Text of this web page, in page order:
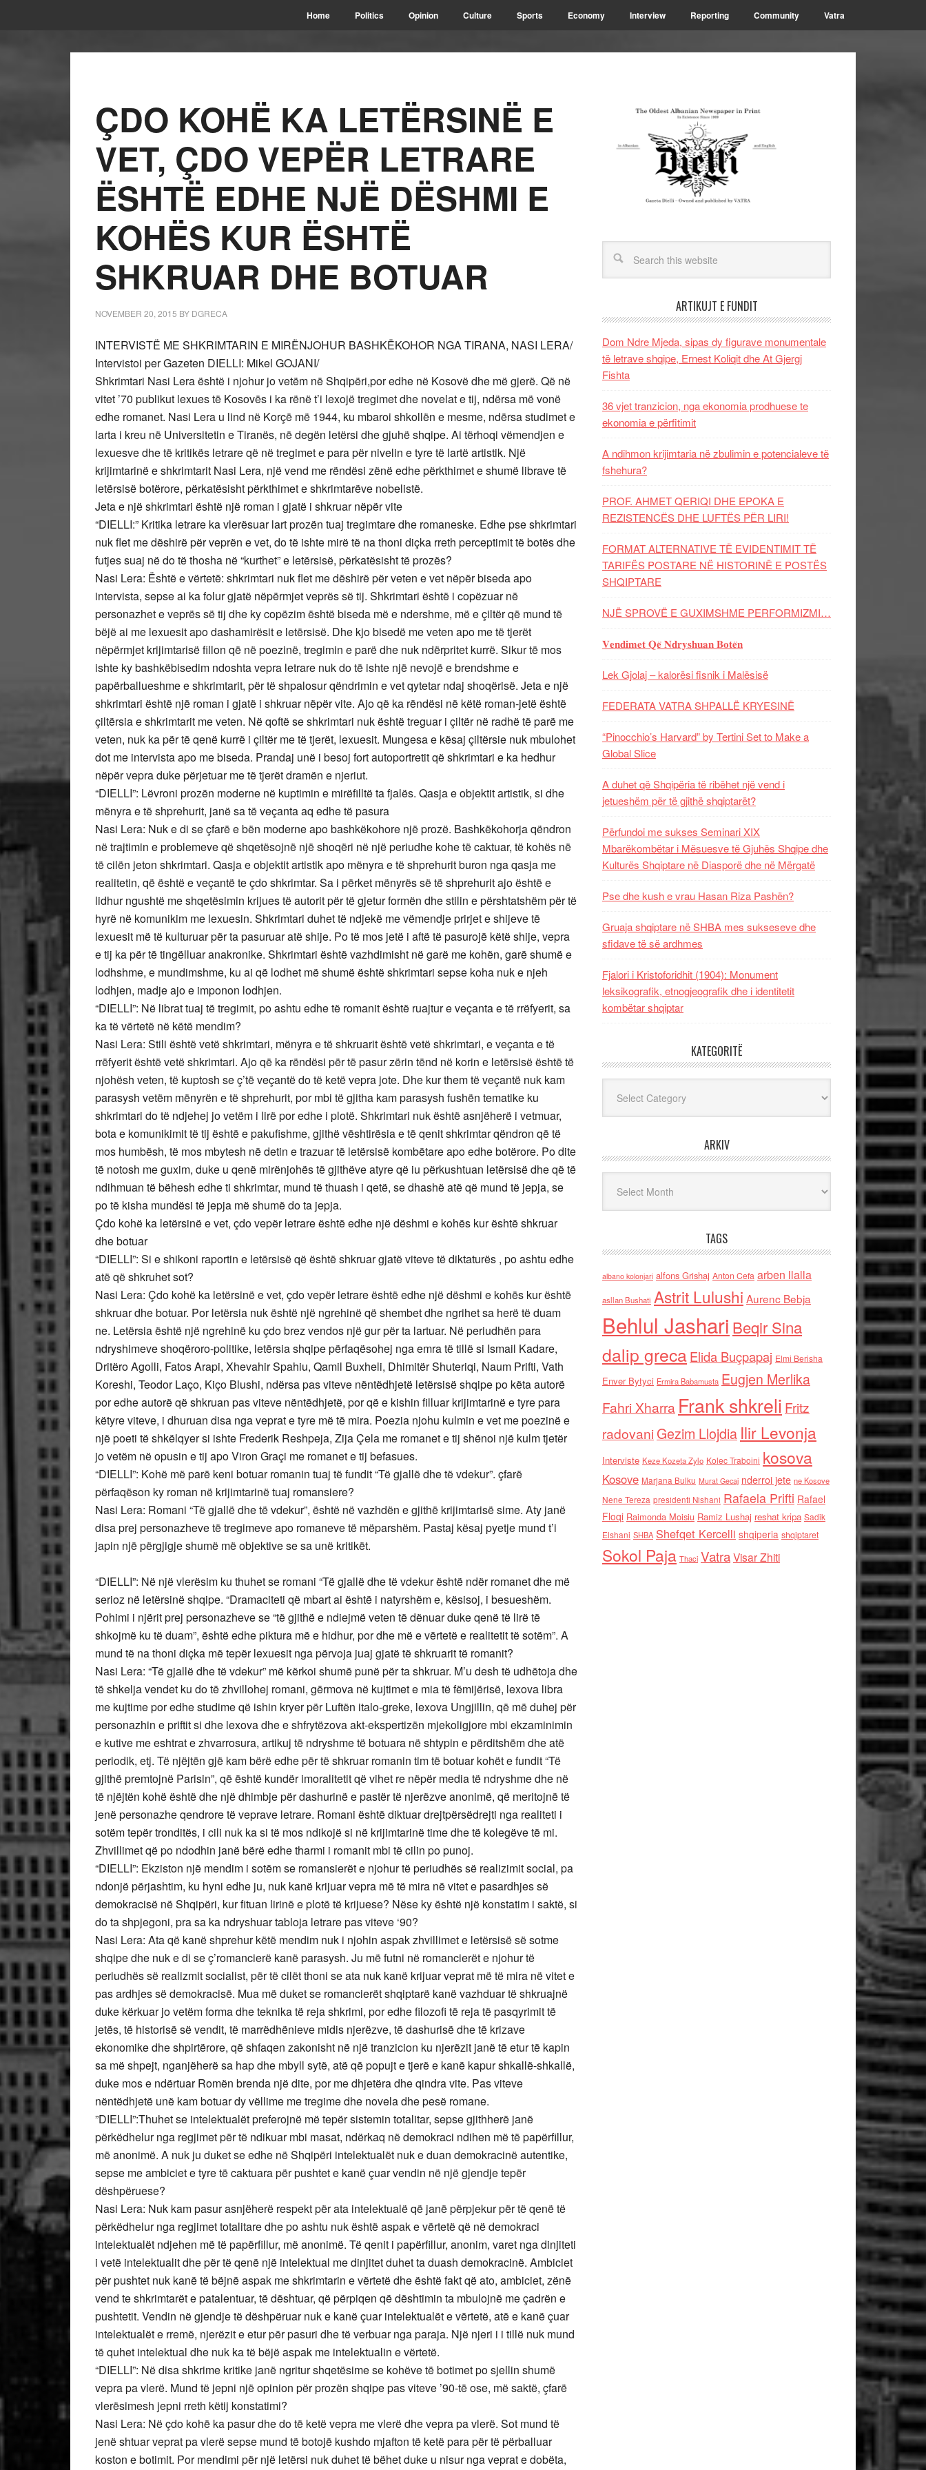
Home Politics Opinion Culture Sports Economy Interview Reporting Community Vatra
ÇDO KOHË KA LETËRSINË E
VET, ÇDO VEPËR LETRARE
ËSHTË EDHE NJË DËSHMI E
KOHËS KUR ËSHTË
SHKRUAR DHE BOTUAR
NOVEMBER 20, 2015 BY DGRECA
INTERVISTË ME SHKRIMTARIN E MIRËNJOHUR BASHKËKOHOR NGA TIRANA, NASI LERA/
Intervistoi per Gazeten DIELLI: Mikel GOJANI/
Shkrimtari Nasi Lera është i njohur jo vetëm në Shqipëri,por edhe në Kosovë dhe më gjerë. Që në
vitet ’70 publikut lexues të Kosovës i ka rënë t’i lexojë tregimet dhe novelat e tij, ndërsa më vonë
edhe romanet. Nasi Lera u lind në Korçë më 1944, ku mbaroi shkollën e mesme, ndërsa studimet e
larta i kreu në Universitetin e Tiranës, në degën letërsi dhe gjuhë shqipe. Ai tërhoqi vëmendjen e
lexuesve dhe të kritikës letrare që në tregimet e para për nivelin e tyre të lartë artistik. Një
krijimtarinë e shkrimtarit Nasi Lera, një vend me rëndësi zënë edhe përkthimet e shumë librave të
letërsisë botërore, përkatësisht përkthimet e shkrimtarëve nobelistë.
Jeta e një shkrimtari është një roman i gjatë i shkruar nëpër vite
“DIELLI:” Kritika letrare ka vlerësuar lart prozën tuaj tregimtare dhe romaneske. Edhe pse shkrimtari
nuk flet me dëshirë për veprën e vet, do të ishte mirë të na thoni diçka rreth perceptimit të botës dhe
futjes suaj në do të thosha në “kurthet” e letërsisë, përkatësisht të prozës?
Nasi Lera: Është e vërtetë: shkrimtari nuk flet me dëshirë për veten e vet nëpër biseda apo
intervista, sepse ai ka folur gjatë nëpërmjet veprës së tij. Shkrimtari është i copëzuar në
personazhet e veprës së tij dhe ky copëzim është biseda më e ndershme, më e çiltër që mund të
bëjë ai me lexuesit apo dashamirësit e letërsisë. Dhe kjo bisedë me veten apo me të tjerët
nëpërmjet krijimtarisë fillon që në poezinë, tregimin e parë dhe nuk ndërpritet kurrë. Sikur të mos
ishte ky bashkëbisedim ndoshta vepra letrare nuk do të ishte një nevojë e brendshme e
papërballueshme e shkrimtarit, për të shpalosur qëndrimin e vet qytetar ndaj shoqërisë. Jeta e një
shkrimtari është një roman i gjatë i shkruar nëpër vite. Ajo që ka rëndësi në këtë roman-jetë është
çiltërsia e shkrimtarit me veten. Në qoftë se shkrimtari nuk është treguar i çiltër në radhë të parë me
veten, nuk ka për të qenë kurrë i çiltër me të tjerët, lexuesit. Mungesa e kësaj çiltërsie nuk mbulohet
dot me intervista apo me biseda. Prandaj unë i besoj fort autoportretit që shkrimtari e ka hedhur
nëpër vepra duke përjetuar me të tjerët dramën e njeriut.
“DIELLI”: Lëvroni prozën moderne në kuptimin e mirëfilltë ta fjalës. Qasja e objektit artistik, si dhe
mënyra e të shprehurit, janë sa të veçanta aq edhe të pasura
Nasi Lera: Nuk e di se çfarë e bën moderne apo bashkëkohore një prozë. Bashkëkohorja qëndron
në trajtimin e problemeve që shqetësojnë një shoqëri në një periudhe kohe të caktuar, të kohës në
të cilën jeton shkrimtari. Qasja e objektit artistik apo mënyra e të shprehurit buron nga qasja me
realitetin, që është e veçantë te çdo shkrimtar. Sa i përket mënyrës së të shprehurit ajo është e
lidhur ngushtë me shqetësimin krijues të autorit për të gjetur formën dhe stilin e përshtatshëm për të
hyrë në komunikim me lexuesin. Shkrimtari duhet të ndjekë me vëmendje prirjet e shijeve të
lexuesit më të kulturuar për ta pasuruar atë shije. Po të mos jetë i aftë të pasurojë këtë shije, vepra
e tij ka për të tingëlluar anakronike. Shkrimtari është vazhdimisht në garë me kohën, garë shumë e
lodhshme, e mundimshme, ku ai që lodhet më shumë është shkrimtari sepse koha nuk e njeh
lodhjen, madje ajo e imponon lodhjen.
“DIELLI”: Në librat tuaj të tregimit, po ashtu edhe të romanit është ruajtur e veçanta e të rrëfyerit, sa
ka të vërtetë në këtë mendim?
Nasi Lera: Stili është vetë shkrimtari, mënyra e të shkruarit është vetë shkrimtari, e veçanta e të
rrëfyerit është vetë shkrimtari. Ajo që ka rëndësi për të pasur zërin tënd në korin e letërsisë është të
njohësh veten, të kuptosh se ç’të veçantë do të ketë vepra jote. Dhe kur them të veçantë nuk kam
parasysh vetëm mënyrën e të shprehurit, por mbi të gjitha kam parasysh fushën tematike ku
shkrimtari do të ndjehej jo vetëm i lirë por edhe i plotë. Shkrimtari nuk është asnjëherë i vetmuar,
bota e komunikimit të tij është e pakufishme, gjithë vështirësia e të qenit shkrimtar qëndron që të
mos humbësh, të mos mbytesh në detin e trazuar të letërsisë kombëtare apo edhe botërore. Po dite
të notosh me guxim, duke u qenë mirënjohës të gjithëve atyre që iu përkushtuan letërsisë dhe që të
ndihmuan të bëhesh edhe ti shkrimtar, mund të thuash i qetë, se dhashë atë që mund të jepja, se
po të kisha mundësi të jepja më shumë do ta jepja.
Çdo kohë ka letërsinë e vet, çdo vepër letrare është edhe një dëshmi e kohës kur është shkruar
dhe botuar
“DIELLI”: Si e shikoni raportin e letërsisë që është shkruar gjatë viteve të diktaturës , po ashtu edhe
atë që shkruhet sot?
Nasi Lera: Çdo kohë ka letërsinë e vet, çdo vepër letrare është edhe një dëshmi e kohës kur është
shkruar dhe botuar. Por letërsia nuk është një ngrehinë që shembet dhe ngrihet sa herë të duam
ne. Letërsia është një ngrehinë ku çdo brez vendos një gur për ta lartuar. Në periudhën para
ndryshimeve shoqëroro-politike, letërsia shqipe përfaqësohej nga emra të tillë si Ismail Kadare,
Dritëro Agolli, Fatos Arapi, Xhevahir Spahiu, Qamil Buxheli, Dhimitër Shuteriqi, Naum Prifti, Vath
Koreshi, Teodor Laço, Kiço Blushi, ndërsa pas viteve nëntëdhjetë letërsisë shqipe po këta autorë
por edhe autorë që shkruan pas viteve nëntëdhjetë, por që e kishin filluar krijimtarinë e tyre para
këtyre viteve, i dhuruan disa nga veprat e tyre më të mira. Poezia njohu kulmin e vet me poezinë e
një poeti të shkëlqyer si ishte Frederik Reshpeja, Zija Çela me romanet e tij shënoi një kulm tjetër
jo vetëm në opusin e tij apo Viron Graçi me romanet e tij befasues.
“DIELLI”: Kohë më parë keni botuar romanin tuaj të fundit “Të gjallë dhe të vdekur”. çfarë
përfaqëson ky roman në krijimtarinë tuaj romansiere?
Nasi Lera: Romani “Të gjallë dhe të vdekur”, është në vazhdën e gjithë krijimtarisë sime. Aty janë
disa prej personazheve të tregimeve apo romaneve të mëparshëm. Pastaj kësaj pyetje mund t’i
japin një përgjigje shumë më objektive se sa unë kritikët.
“DIELLI”: Në një vlerësim ku thuhet se romani “Të gjallë dhe të vdekur është ndër romanet dhe më
serioz në letërsinë shqipe. “Dramaciteti që mbart ai është i natyrshëm e, kësisoj, i besueshëm.
Pohimi i njërit prej personazheve se “të gjithë e ndiejmë veten të dënuar duke qenë të lirë të
shkojmë ku të duam”, është edhe piktura më e hidhur, por dhe më e vërtetë e realitetit të sotëm”. A
mund të na thoni diçka më tepër lexuesit nga përvoja juaj gjatë të shkruarit të romanit?
Nasi Lera: “Të gjallë dhe të vdekur” më kërkoi shumë punë për ta shkruar. M’u desh të udhëtoja dhe
të shkelja vendet ku do të zhvillohej romani, gërmova në kujtimet e mia të fëmijërisë, lexova libra
me kujtime por edhe studime që ishin kryer për Luftën italo-greke, lexova Ungjillin, që më duhej për
personazhin e priftit si dhe lexova dhe e shfrytëzova akt-ekspertizën mjekoligjore mbi ekzaminimin
e kutive me eshtrat e zhvarrosura, artikuj të ndryshme të botuara në shtypin e përditshëm dhe atë
periodik, etj. Të njëjtën gjë kam bërë edhe për të shkruar romanin tim të botuar kohët e fundit “Të
gjithë premtojnë Parisin”, që është kundër imoralitetit që vihet re nëpër media të ndryshme dhe në
të njëjtën kohë është dhe një dhimbje për dashurinë e pastër të njerëzve anonimë, që meritojnë të
jenë personazhe qendrore të veprave letrare. Romani është diktuar drejtpërsëdrejti nga realiteti i
sotëm tepër tronditës, i cili nuk ka si të mos ndikojë si në krijimtarinë time dhe të kolegëve të mi.
Zhvillimet që po ndodhin janë bërë edhe tharmi i romanit mbi të cilin po punoj.
“DIELLI”: Ekziston një mendim i sotëm se romansierët e njohur të periudhës së realizimit social, pa
ndonjë përjashtim, ku hyni edhe ju, nuk kanë krijuar vepra më të mira në vitet e pasardhjes së
demokracisë në Shqipëri, kur fituan lirinë e plotë të krijuese? Nëse ky është një konstatim i saktë, si
do ta shpjegoni, pra sa ka ndryshuar tabloja letrare pas viteve ‘90?
Nasi Lera: Ata që kanë shprehur këtë mendim nuk i njohin aspak zhvillimet e letërsisë së sotme
shqipe dhe nuk e di se ç’romancierë kanë parasysh. Ju më futni në romancierët e njohur të
periudhës së realizmit socialist, për të cilët thoni se ata nuk kanë krijuar veprat më të mira në vitet e
pas ardhjes së demokracisë. Mua më duket se romancierët shqiptarë kanë vazhduar të shkruajnë
duke kërkuar jo vetëm forma dhe teknika të reja shkrimi, por edhe filozofi të reja të pasqyrimit të
jetës, të historisë së vendit, të marrëdhënieve midis njerëzve, të dashurisë dhe të krizave
ekonomike dhe shpirtërore, që shfaqen zakonisht në një tranzicion ku njerëzit janë të etur të kapin
sa më shpejt, nganjëherë sa hap dhe mbyll sytë, atë që popujt e tjerë e kanë kapur shkallë-shkallë,
duke mos e ndërtuar Romën brenda një dite, por me dhjetëra dhe qindra vite. Pas viteve
nëntëdhjetë unë kam botuar dy vëllime me tregime dhe novela dhe pesë romane.
”DIELLI”:Thuhet se intelektualët preferojnë më tepër sistemin totalitar, sepse gjithherë janë
përkëdhelur nga regjimet për të ndikuar mbi masat, ndërkaq në demokraci ndihen më të papërfillur,
më anonimë. A nuk ju duket se edhe në Shqipëri intelektualët nuk e duan demokracinë autentike,
sepse me ambiciet e tyre të caktuara për pushtet e kanë çuar vendin në një gjendje tepër
dëshpëruese?
Nasi Lera: Nuk kam pasur asnjëherë respekt për ata intelektualë që janë përpjekur për të qenë të
përkëdhelur nga regjimet totalitare dhe po ashtu nuk është aspak e vërtetë që në demokraci
intelektualët ndjehen më të papërfillur, më anonimë. Të qenit i papërfillur, anonim, varet nga dinjiteti
i vetë intelektualit dhe për të qenë një intelektual me dinjitet duhet ta duash demokracinë. Ambiciet
për pushtet nuk kanë të bëjnë aspak me shkrimtarin e vërtetë dhe është fakt që ato, ambiciet, zënë
vend te shkrimtarët e patalentuar, të dështuar, që përpiqen që dështimin ta mbulojnë me çadrën e
pushtetit. Vendin në gjendje të dëshpëruar nuk e kanë çuar intelektualët e vërtetë, atë e kanë çuar
intelektualët e rremë, njerëzit e etur për pasuri dhe të verbuar nga paraja. Një njeri i i tillë nuk mund
të quhet intelektual dhe nuk ka të bëjë aspak me intelektualin e vërtetë.
“DIELLI”: Në disa shkrime kritike janë ngritur shqetësime se kohëve të botimet po sjellin shumë
vepra pa vlerë. Mund të jepni një opinion për prozën shqipe pas viteve ’90-të ose, më saktë, çfarë
vlerësimesh jepni rreth këtij konstatimi?
Nasi Lera: Në çdo kohë ka pasur dhe do të ketë vepra me vlerë dhe vepra pa vlerë. Sot mund të
jenë shtuar veprat pa vlerë sepse mund të botojë kushdo mjafton të ketë para për të përballuar
koston e botimit. Por mendimi për një letërsi nuk duhet të bëhet duke u nisur nga veprat e dobëta,
ARTIKUJT E FUNDIT
Dom Ndre Mjeda, sipas dy figurave monumentale
të letrave shqipe, Ernest Koliqit dhe At Gjergj
Fishta
36 vjet tranzicion, nga ekonomia prodhuese te
ekonomia e përfitimit
A ndihmon krijimtaria në zbulimin e potencialeve të
fshehura?
PROF. AHMET QERIQI DHE EPOKA E
REZISTENCЁS DHE LUFTЁS PЁR LIRI!
FORMAT ALTERNATIVE TË EVIDENTIMIT TË
TARIFËS POSTARE NË HISTORINË E POSTËS
SHQIPTARE
NJË SPROVË E GUXIMSHME PERFORMIZMI…
𝐕𝐞𝐧𝐝𝐢𝐦𝐞𝐭 𝐐𝐞̈ 𝐍𝐝𝐫𝐲𝐬𝐡𝐮𝐚𝐧 𝐁𝐨𝐭𝐞̈𝐧
Lek Gjolaj – kalorësi fisnik i Malësisë
FEDERATA VATRA SHPALLË KRYESINË
“Pinocchio’s Harvard” by Tertini Set to Make a
Global Slice
A duhet që Shqipëria të ribëhet një vend i
jetueshëm për të gjithë shqiptarët?
Përfundoi me sukses Seminari XIX
Mbarëkombëtar i Mësuesve të Gjuhës Shqipe dhe
Kulturës Shqiptare në Diasporë dhe në Mërgatë
Pse dhe kush e vrau Hasan Riza Pashën?
Gruaja shqiptare në SHBA mes sukseseve dhe
sfidave të së ardhmes
Fjalori i Kristoforidhit (1904): Monument
leksikografik, etnogjeografik dhe i identitetit
kombëtar shqiptar
KATEGORITË
ARKIV
TAGS
albano kolonjari alfons Grishaj Anton Cefa arben llalla
asllan Bushati Astrit Lulushi Aurenc Bebja
Behlul Jashari Beqir Sina
dalip grecaElida Buçpapaj Elmi Berisha
Enver Bytyci Ermira Babamusta Eugjen Merlika
Fahri Xharra Frank shkreli Fritz
radovaniGezim Llojdia Ilir Levonja
Interviste Keze Kozeta Zylo Kolec Traboini kosova
Kosove Marjana Bulku Murat Gecaj nderroi jete ne Kosove
Nene Tereza presidenti Nishani Rafaela Prifti Rafael
Floqi Raimonda Moisiu Ramiz Lushaj reshat kripa Sadik
Elshani SHBA Shefqet Kercelli shqiperia shqiptaret
Sokol Paja Thaci VatraVisar Zhiti